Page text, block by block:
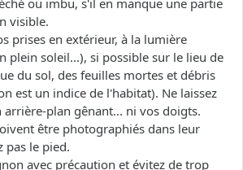
ou imbu, s'il en manque une partie
visible.
prises en extérieur, à la lumière
plein soleil...), si possible sur le lieu de
du sol, des feuilles mortes et débris
est un indice de l'habitat). Ne laissez
arrière-plan gênant... ni vos doigts.
être photographiés dans leur
pas le pied.
avec précaution et évitez de trop